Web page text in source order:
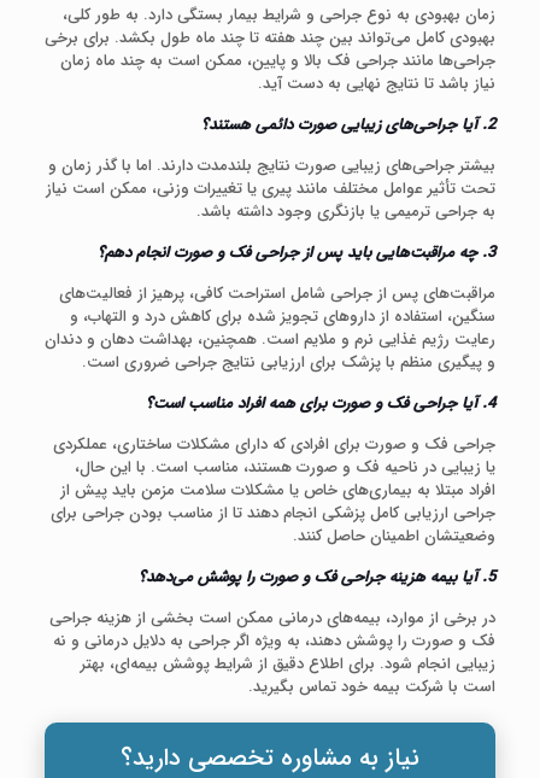
زمان بهبودی به نوع جراحی و شرایط بیمار بستگی دارد. به طور کلی،
بهبودی کامل می‌تواند بین چند هفته تا چند ماه طول بکشد. برای برخی
جراحی‌ها مانند جراحی فک بالا و پایین، ممکن است به چند ماه زمان
نیاز باشد تا نتایج نهایی به دست آید.
2. آیا جراحی‌های زیبایی صورت دائمی هستند؟
بیشتر جراحی‌های زیبایی صورت نتایج بلندمدت دارند. اما با گذر زمان و
تحت تأثیر عوامل مختلف مانند پیری یا تغییرات وزنی، ممکن است نیاز
به جراحی ترمیمی یا بازنگری وجود داشته باشد.
3. چه مراقبت‌هایی باید پس از جراحی فک و صورت انجام دهم؟
مراقبت‌های پس از جراحی شامل استراحت کافی، پرهیز از فعالیت‌های
سنگین، استفاده از داروهای تجویز شده برای کاهش درد و التهاب، و
رعایت رژیم غذایی نرم و ملایم است. همچنین، بهداشت دهان و دندان
و پیگیری منظم با پزشک برای ارزیابی نتایج جراحی ضروری است.
4. آیا جراحی فک و صورت برای همه افراد مناسب است؟
جراحی فک و صورت برای افرادی که دارای مشکلات ساختاری، عملکردی
یا زیبایی در ناحیه فک و صورت هستند، مناسب است. با این حال،
افراد مبتلا به بیماری‌های خاص یا مشکلات سلامت مزمن باید پیش از
جراحی ارزیابی کامل پزشکی انجام دهند تا از مناسب بودن جراحی برای
وضعیتشان اطمینان حاصل کنند.
5. آیا بیمه هزینه جراحی فک و صورت را پوشش می‌دهد؟
در برخی از موارد، بیمه‌های درمانی ممکن است بخشی از هزینه جراحی
فک و صورت را پوشش دهند، به ویژه اگر جراحی به دلایل درمانی و نه
زیبایی انجام شود. برای اطلاع دقیق از شرایط پوشش بیمه‌ای، بهتر
است با شرکت بیمه خود تماس بگیرید.
نیاز به مشاوره تخصصی دارید؟